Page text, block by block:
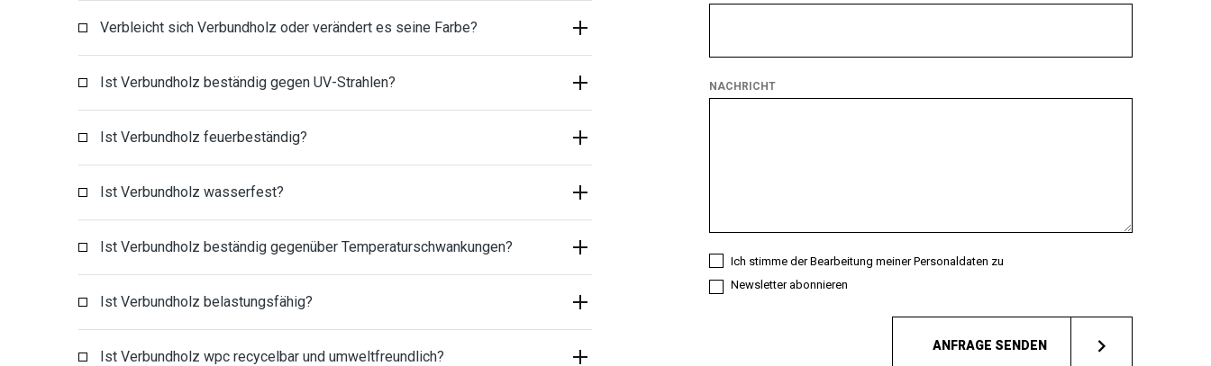
Verbleicht sich Verbundholz oder verändert es seine Farbe?
Ist Verbundholz beständig gegen UV-Strahlen?
Ist Verbundholz feuerbeständig?
Ist Verbundholz wasserfest?
Ist Verbundholz beständig gegenüber Temperaturschwankungen?
Ist Verbundholz belastungsfähig?
Ist Verbundholz wpc recycelbar und umweltfreundlich?
von
Kunde
NACHRICHT
Ich stimme der Bearbeitung meiner Personaldaten zu
Newsletter abonnieren
ANFRAGE SENDEN